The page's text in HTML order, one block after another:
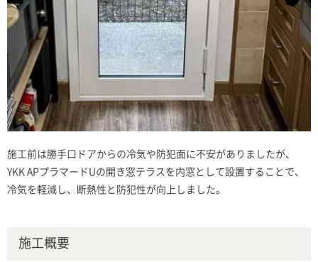
施工前は勝手口ドアからの冷気や防犯面に不安がありましたが、
YKK APプラマードUの開き窓テラスを内窓として設置することで、
冷気を軽減し、断熱性と防犯性が向上しました。
施工概要